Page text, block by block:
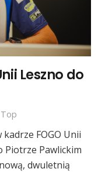
Leszno do
Top
FOGO Unii
Piotrze Pawlickim
dwuletnią